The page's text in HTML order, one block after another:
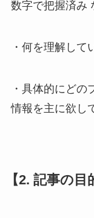
数字で把握済み
・何を理解して
・具体的にどの
情報を主に欲し
【2. 記事の目